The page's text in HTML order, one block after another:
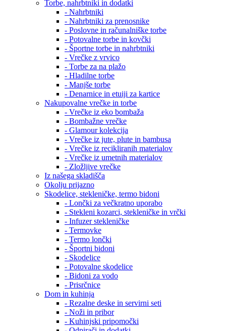
Torbe, nahrbtniki in dodatki
- Nahrbtniki
- Nahrbtniki za prenosnike
- Poslovne in računalniške torbe
- Potovalne torbe in kovčki
- Športne torbe in nahrbtniki
- Vrečke z vrvico
- Torbe za na plažo
- Hladilne torbe
- Manjše torbe
- Denarnice in etuiji za kartice
Nakupovalne vrečke in torbe
- Vrečke iz eko bombaža
- Bombažne vrečke
- Glamour kolekcija
- Vrečke iz jute, plute in bambusa
- Vrečke iz recikliranih materialov
- Vrečke iz umetnih materialov
- Zložljive vrečke
Iz našega skladišča
Okolju prijazno
Skodelice, stekleničke, termo bidoni
- Lončki za večkratno uporabo
- Stekleni kozarci, stekleničke in vrčki
- Infuzer stekleničke
- Termovke
- Termo lončki
- Športni bidoni
- Skodelice
- Potovalne skodelice
- Bidoni za vodo
- Prisrčnice
Dom in kuhinja
- Rezalne deske in servirni seti
- Noži in pribor
- Kuhinjski pripomočki